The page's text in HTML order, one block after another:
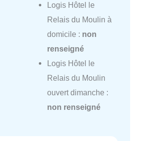
Logis Hôtel le
Relais du Moulin à
domicile : non
renseigné
Logis Hôtel le
Relais du Moulin
ouvert dimanche :
non renseigné